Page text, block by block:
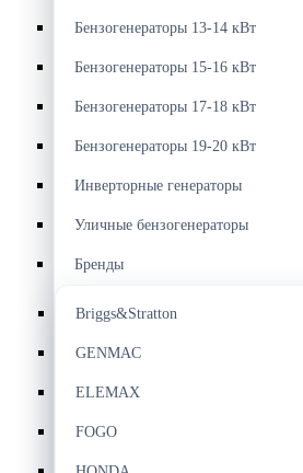
Бензогенераторы 13-14 кВт
Бензогенераторы 15-16 кВт
Бензогенераторы 17-18 кВт
Бензогенераторы 19-20 кВт
Инверторные генераторы
Уличные бензогенераторы
Бренды
Briggs&Stratton
GENMAC
ELEMAX
FOGO